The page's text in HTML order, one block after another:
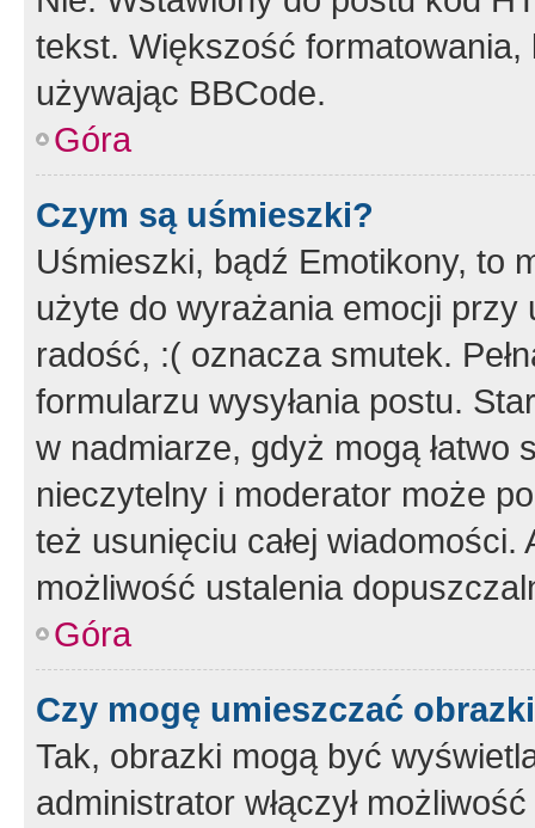
tekst. Większość
używając BBCode.
Góra
Czym są uśmieszki?
Uśmieszki, bądź Emotikony, to
użyte do wyrażania emocji
radość, :( oznacza smutek.
formularzu wysyłania postu.
w nadmiarze, gdyż mogą
nieczytelny i moderator może
też usunięciu całej
możliwość ustalenia
Góra
Czy mogę umieszczać
Tak, obrazki mogą być
administrator włączył